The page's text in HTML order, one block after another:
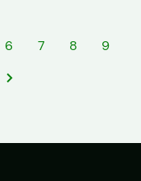
6 7 8
9